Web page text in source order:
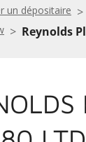
un dépositaire
Reynolds